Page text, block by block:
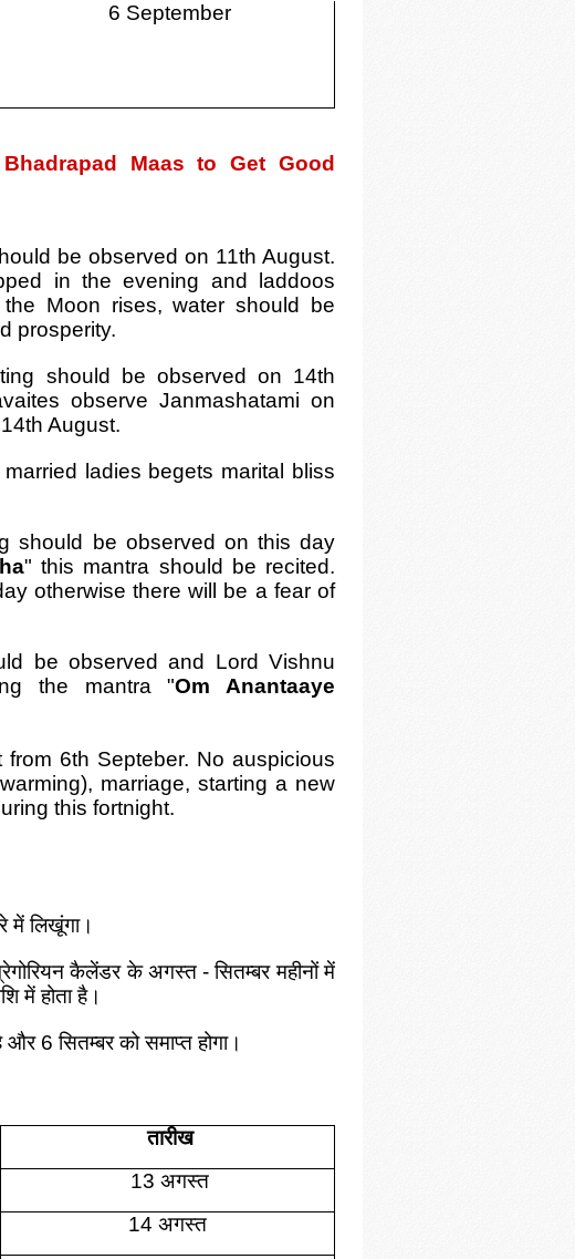
6 September
Maas to Get Good
be observed on 11th August.
in the evening and laddoos
Moon rises, water should be
prosperity.
should be observed on 14th
observe Janmashatami on
August.
ladies begets marital bliss
should be observed on this day
" this mantra should be recited.
otherwise there will be a fear of
be observed and Lord Vishnu
the mantra "Om Anantaaye
6th Septeber. No auspicious
marriage, starting a new
this fortnight.
में लिखूंगा।
कैलेंडर के अगस्त - सितम्बर महीनों में
में होता है।
6 सितम्बर को समाप्त होगा।
तारीख
13 अगस्त
14 अगस्त